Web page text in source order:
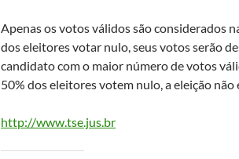
Apenas os votos válidos são considerados
dos eleitores votar nulo, seus votos serão
candidato com o maior número de votos
50% dos eleitores votem nulo, a eleição não
http://www.tse.jus.br